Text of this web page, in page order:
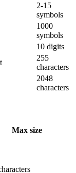
2-15
symbols
1000
symbols
10 digits
255
characters
2048
characters
Max size